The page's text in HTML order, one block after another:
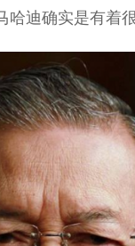
迪确实是有着